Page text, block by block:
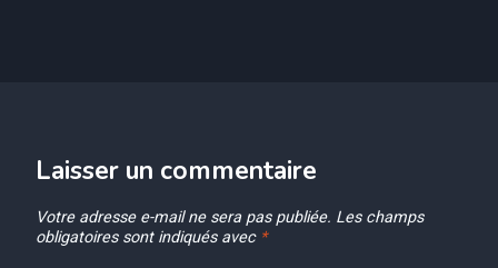
Laisser un commentaire
Votre adresse e-mail ne sera pas publiée. Les champs
obligatoires sont indiqués avec *